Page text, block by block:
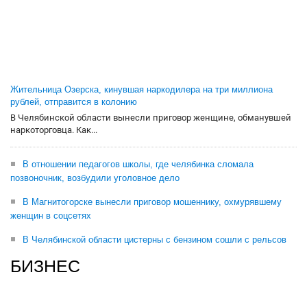
Жительница Озерска, кинувшая наркодилера на три миллиона
рублей, отправится в колонию
В Челябинской области вынесли приговор женщине, обманувшей
наркоторговца. Как...
В отношении педагогов школы, где челябинка сломала
позвоночник, возбудили уголовное дело
В Магнитогорске вынесли приговор мошеннику, охмурявшему
женщин в соцсетях
В Челябинской области цистерны с бензином сошли с рельсов
БИЗНЕС